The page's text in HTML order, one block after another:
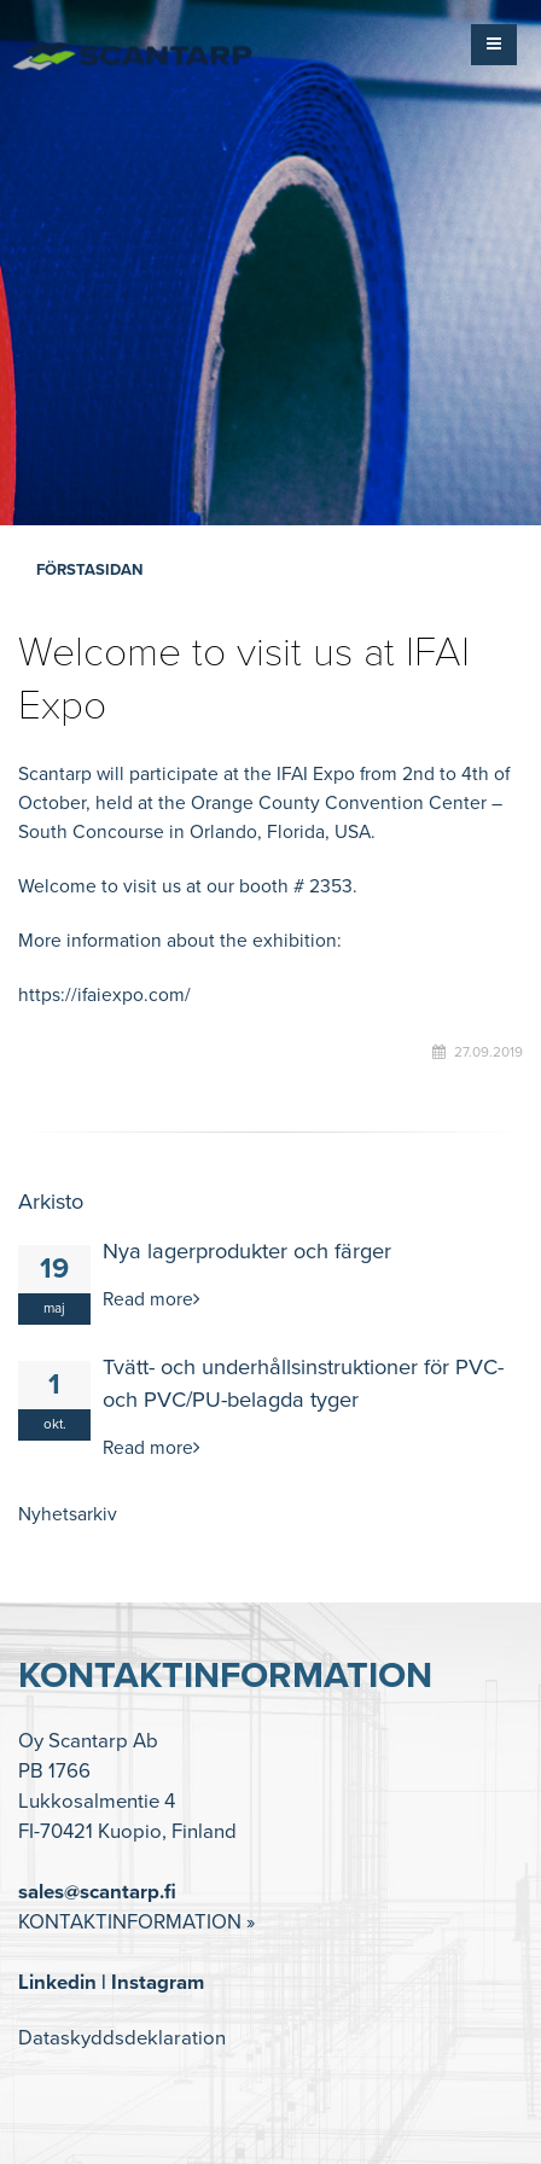
FÖRSTASIDAN
Welcome to visit us at IFAI
Expo
Scantarp will participate at the IFAI Expo from 2nd to 4th of
October, held at the Orange County Convention Center –
South Concourse in Orlando, Florida, USA.
Welcome to visit us at our booth # 2353.
More information about the exhibition:
https://ifaiexpo.com/
27.09.2019
Arkisto
19
maj
Nya lagerprodukter och färger
Read more
1
okt.
Tvätt- och underhållsinstruktioner för PVC-
och PVC/PU-belagda tyger
Read more
Nyhetsarkiv
KONTAKTINFORMATION
Oy Scantarp Ab
PB 1766
Lukkosalmentie 4
FI-70421 Kuopio, Finland
sales@scantarp.fi
KONTAKTINFORMATION »
Linkedin | Instagram
Dataskyddsdeklaration